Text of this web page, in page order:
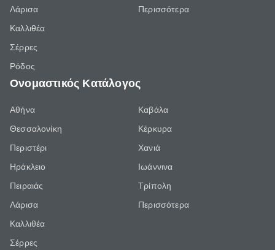
Λάρισα
Καλλιθέα
Σέρρες
Ρόδος
Περισσότερα
Ονομαστικός Κατάλογος
Αθήνα
Θεσσαλονίκη
Περιστέρι
Ηράκλειο
Πειραιάς
Λάρισα
Καλλιθέα
Σέρρες
Καβάλα
Κέρκυρα
Χανιά
Ιωάννινα
Τρίπολη
Περισσότερα